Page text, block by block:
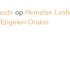
op Hemelse
Orakel